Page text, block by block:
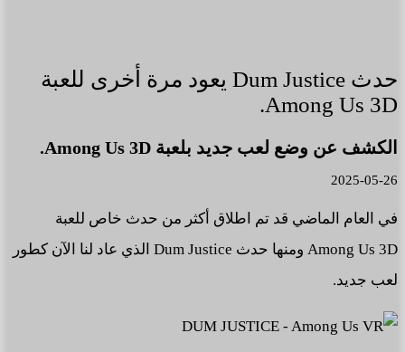
حدث Dum Justice يعود مرة أخرى للعبة
Among Us 3D.
الكشف عن وضع لعب جديد بلعبة Among Us 3D.
2025-05-26
في العام الماضي قد تم اطلاق أكثر من حدث خاص للعبة
Among Us 3D ومنها حدث Dum Justice الذي عاد لنا الآن كطور
لعب جديد.